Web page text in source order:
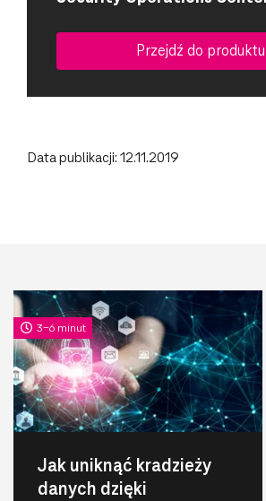
Przejdź do produktu
Data publikacji: 12.11.2019
3-6 minut
Jak uniknąć kradzieży
danych dzięki